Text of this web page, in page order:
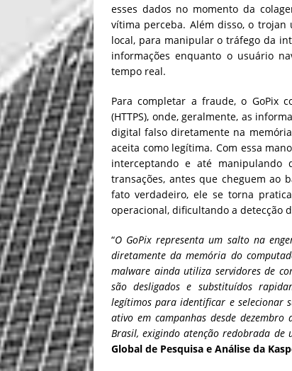
esses dados no momento da
vítima perceba. Além disso, o trojan
local, para manipular o tráfego da
informações enquanto o usuário
tempo real.
Para completar a fraude, o GoPix
(HTTPS), onde, geralmente, as
digital falso diretamente na
aceita como legítima. Com essa
interceptando e até manipulando
transações, antes que cheguem ao
fato verdadeiro, ele se torna
operacional, dificultando a detecção
“O GoPix representa um salto na
diretamente da memória do
malware ainda utiliza servidores de
são desligados e substituídos
legítimos para identificar e selecionar
ativo em campanhas desde
Brasil, exigindo atenção redobrada de
Global de Pesquisa e Análise da